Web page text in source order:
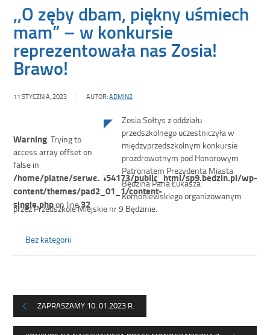
,,O zęby dbam, piękny uśmiech
mam” – w konkursie
reprezentowała nas Zosia!
Brawo!
11 STYCZNIA, 2023 AUTOR:ADMIN2
Warning: Trying to
access array offset on
false in
/home/platne/serwer454173/public_html/sp9.bedzin.pl/wp-
content/themes/pad2_01_1/content-
single.phpon line32
Zosia Sołtys z oddziału
przedszkolnego uczestniczyła w
międzyprzedszkolnym konkursie
prozdrowotnym pod Honorowym
Patronatem Prezydenta Miasta
Będzina Pana Łukasza
Komoniewskiego organizowanym
przez Przedszkole Miejskie nr 9 Będzinie.
Bez kategorii
ZAPRASZAMY 10. 01.2023 R.